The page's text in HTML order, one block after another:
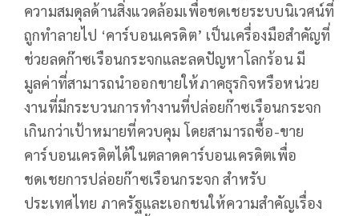
ความสมดุลด้านสิ่งแวดล้อมเพื่อชดเชยระบบนิเวศน์ที่
ถูกทำลายไป ‘คาร์บอนเครดิต’ เป็นเครื่องมือสำคัญที่
ช่วยลดก๊าซเรือนกระจกและลดปัญหาโลกร้อน มี
มูลค่าที่สามารถนำออกขายให้ภาคธุรกิจหรือหน่วย
งานที่มีกระบวนการทำงานที่ปล่อยก๊าซเรือนกระจก
เกินกว่าเป้าหมายที่ควบคุม โดยสามารถซื้อ-ขาย
คาร์บอนเครดิตได้ในตลาดคาร์บอนเครดิตเพื่อ
ชดเชยการปล่อยก๊าซเรือนกระจก สำหรับ
ประเทศไทย ภาครัฐและเอกชนให้ความสำคัญเรื่อง